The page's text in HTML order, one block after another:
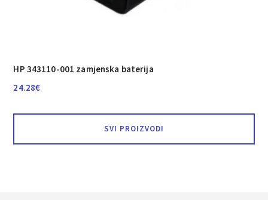
HP 343110-001 zamjenska baterija
24.28€
SVI PROIZVODI